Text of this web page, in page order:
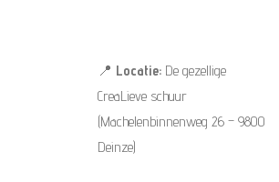
📍 Locatie: De gezellige
CreaLieve schuur
(Machelenbinnenweg 26 – 9800
Deinze)